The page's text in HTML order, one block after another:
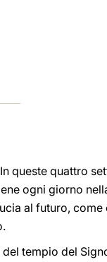
queste quattro
ogni giorno
al futuro,
tempio del